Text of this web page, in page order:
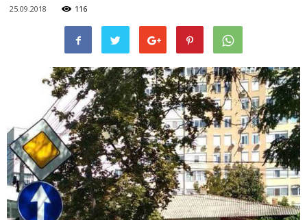
25.09.2018 116